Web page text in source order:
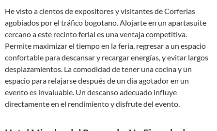
He visto a cientos de expositores y visitantes de Corferias
agobiados por el tráfico bogotano. Alojarte en un apartasuite
cercano a este recinto ferial es una ventaja competitiva.
Permite maximizar el tiempo en la feria, regresar a un espacio
confortable para descansar y recargar energías, y evitar largos
desplazamientos. La comodidad de tener una cocina y un
espacio para relajarse después de un día agotador en un
evento es invaluable. Un descanso adecuado influye
directamente en el rendimiento y disfrute del evento.